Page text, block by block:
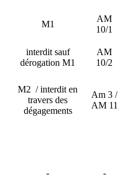
M1
AM
10/1
interdit sauf
dérogation M1
AM
10/2
M2 / interdit en
travers des
dégagements
Am 3 /
AM 11
-
-